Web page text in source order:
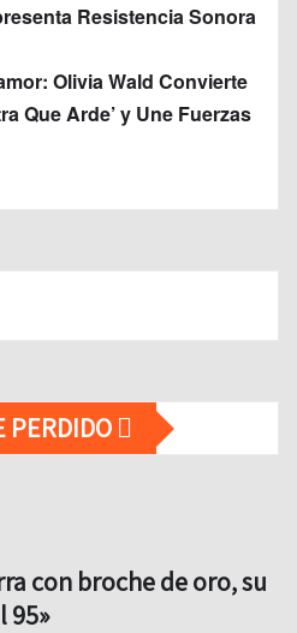
Resistencia Sonora
Olivia Wald Convierte
Que Arde’ y Une Fuerzas
PERDIDO
con broche de oro, su
95»